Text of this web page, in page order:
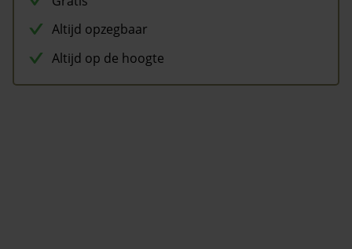
Altijd opzegbaar
Altijd op de hoogte